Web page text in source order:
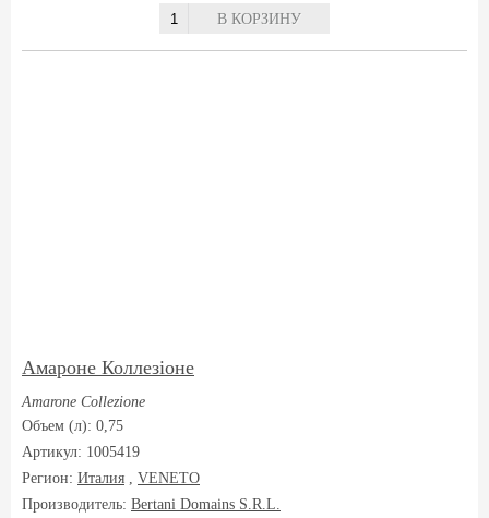
В КОРЗИНУ
Амароне Коллезіоне
Amarone Collezione
Объем (л): 0,75
Артикул: 1005419
Регион: Италия , VENETO
Производитель: Bertani Domains S.R.L.